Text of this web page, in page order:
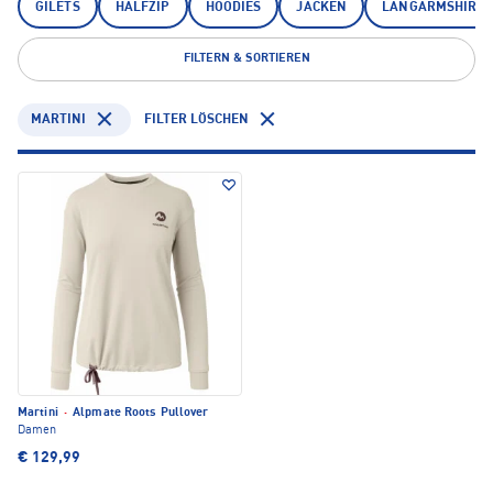
GILETS HALFZIP HOODIES JACKEN LANGARMSHIRTS
FILTERN & SORTIEREN
MARTINI FILTER LÖSCHEN
Martini · Alpmate Roots Pullover
Damen
€ 129,99